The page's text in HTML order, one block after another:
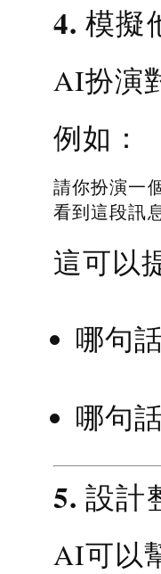
4. 模擬
AI扮演
例如：
請你扮演一
看到這段訊
這可以
哪句
哪句
5. 設計
AI可以